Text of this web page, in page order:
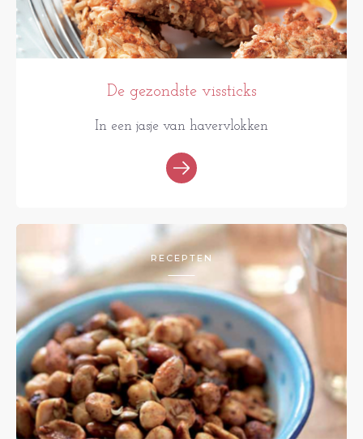
De gezondste vissticks
In een jasje van havervlokken
RECEPTEN